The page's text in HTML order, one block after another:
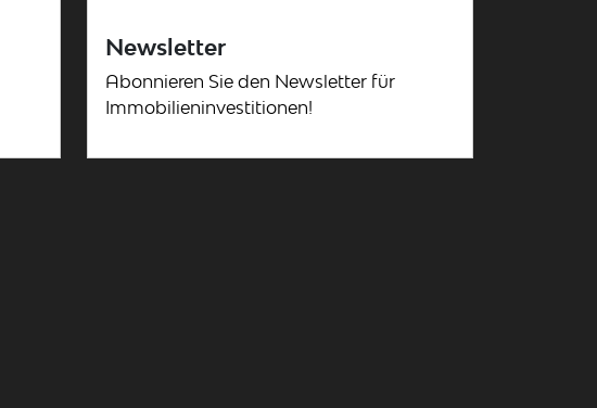
Newsletter
Abonnieren Sie den Newsletter für
Immobilieninvestitionen!